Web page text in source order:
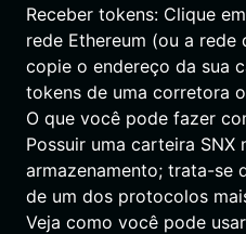
Receber tokens: Clique
rede Ethereum (ou a
copie o endereço da sua
tokens de uma corretora
O que você pode fazer
Possuir uma carteira SNX
armazenamento; trata-se
de um dos protocolos
Veja como você pode